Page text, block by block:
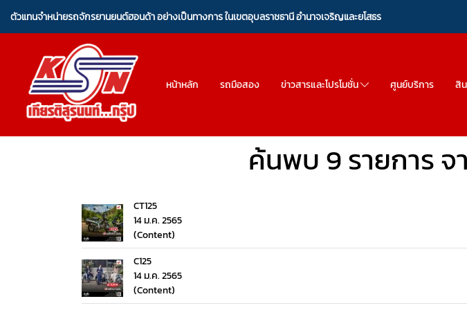
ตัวแทนจำหน่ายรถจักรยานยนต์ฮอนด้า อย่างเป็นทางการ ในเขตอุบลราชธานี อำนาจเจริญและยโสธร
หน้าหลัก รถมือสอง ข่าวสารและโปรโมชั่น ศูนย์บริการ สิ
ค้นพบ 9 รายการ จ
CT125
14 ม.ค. 2565
(Content)
C125
14 ม.ค. 2565
(Content)